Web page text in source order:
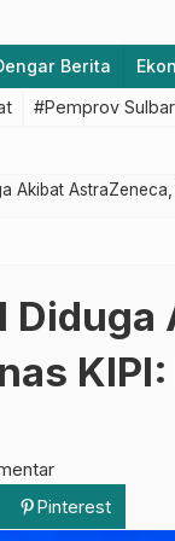
Berita
#Pemprov Sulbar
Akibat
Diduga
Pinterest